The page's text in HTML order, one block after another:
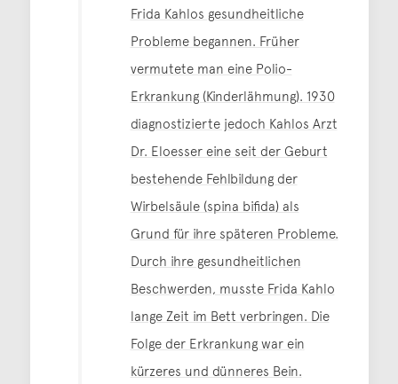
Frida Kahlos gesundheitliche
Probleme begannen. Früher
vermutete man eine Polio-
Erkrankung (Kinderlähmung). 1930
diagnostizierte jedoch Kahlos Arzt
Dr. Eloesser eine seit der Geburt
bestehende Fehlbildung der
Wirbelsäule (spina bifida) als
Grund für ihre späteren Probleme.
Durch ihre gesundheitlichen
Beschwerden, musste Frida Kahlo
lange Zeit im Bett verbringen. Die
Folge der Erkrankung war ein
kürzeres und dünneres Bein.